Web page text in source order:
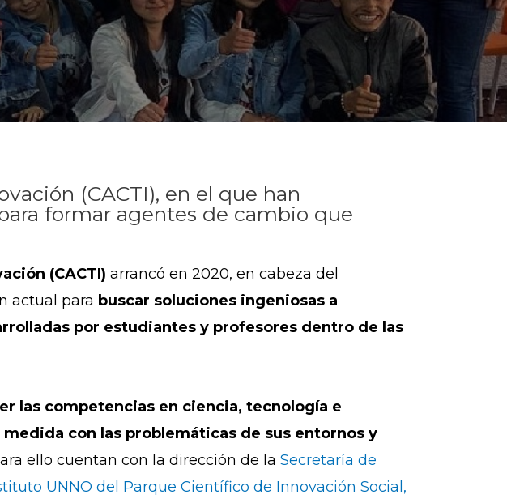
(CACTI), en el que han
formar agentes de cambio que
(CACTI) arrancó en 2020, en cabeza del
actual para buscar soluciones ingeniosas a
por estudiantes y profesores dentro de las
las competencias en ciencia, tecnología e
con las problemáticas de sus entornos y
ello cuentan con la dirección de la Secretaría de
UNNO del Parque Científico de Innovación Social,